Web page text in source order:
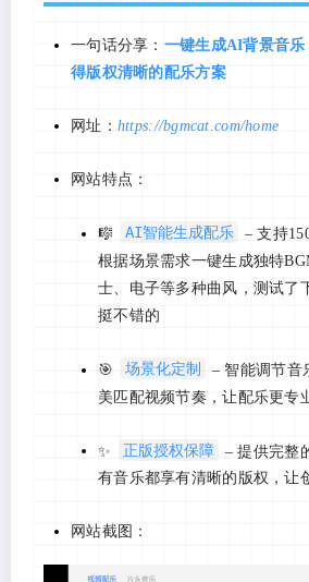
一句话分享： 一键生成AI背景音
得版权清晰的配乐方案
网址： https://bgmcat.com/home
网站特点：
🎼 AI智能生成配乐
– 支持
根据场景需求一键生成独特
士、电子等多种曲风，测试了
挺不错的
🎯 场景化定制
– 智能调节音
美匹配视频节奏，让配乐更专
✨ 正版授权保障
– 提供完整
有音乐都享有清晰的版权，让
网站截图：